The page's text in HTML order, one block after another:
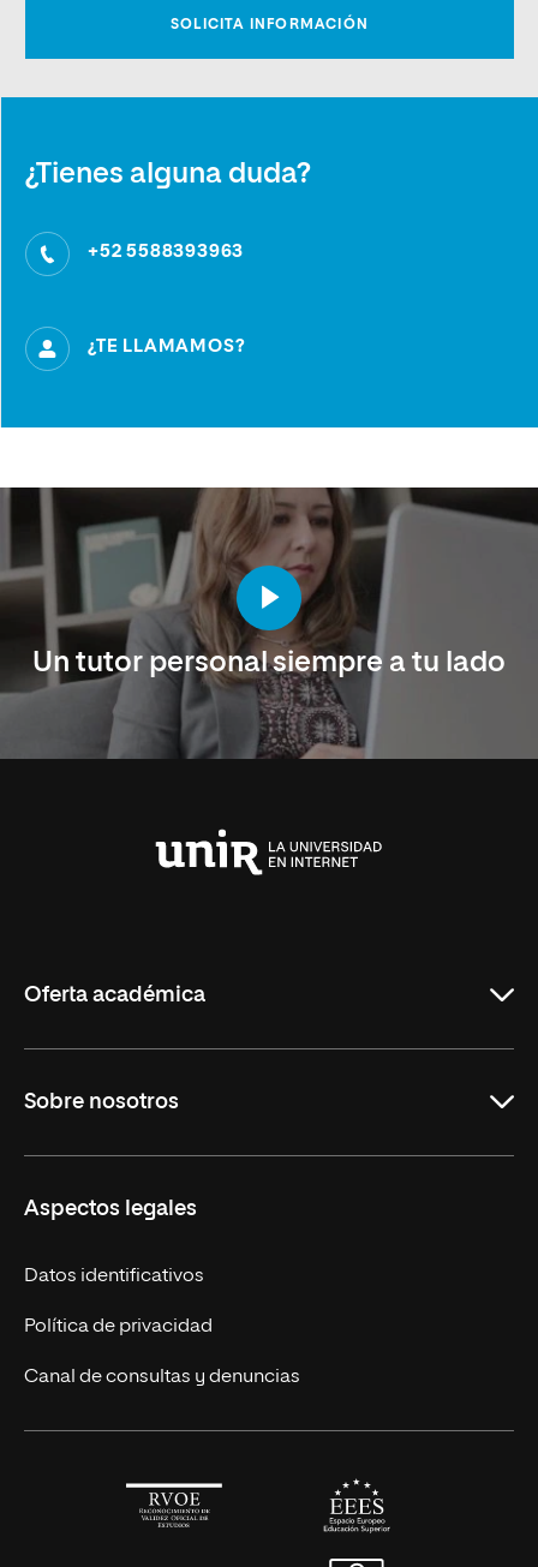
¿Tienes alguna duda?
+52 5588393963
¿TE LLAMAMOS?
Un tutor personal siempre a tu lado
Oferta académica
Licenciaturas en línea
Másteres Europeos
Cursos Europeos
Títulos Americanos
Alianza Newman
Sobre nosotros
Nuestros alumnos
Únete a nosotros
Actualidad
Solicita información
Aspectos legales
Datos identificativos
Política de privacidad
Canal de consultas y denuncias